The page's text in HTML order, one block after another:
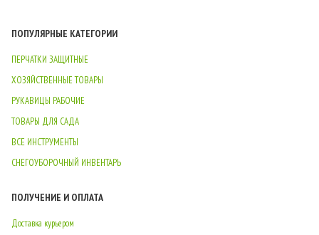
ПОПУЛЯРНЫЕ КАТЕГОРИИ
ПЕРЧАТКИ ЗАЩИТНЫЕ
ХОЗЯЙСТВЕННЫЕ ТОВАРЫ
РУКАВИЦЫ РАБОЧИЕ
ТОВАРЫ ДЛЯ САДА
ВСЕ ИНСТРУМЕНТЫ
СНЕГОУБОРОЧНЫЙ ИНВЕНТАРЬ
ПОЛУЧЕНИЕ И ОПЛАТА
Доставка курьером